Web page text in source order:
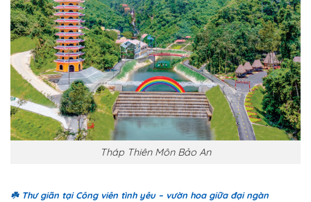
Tháp Thiên Môn Bảo An
☘️ Thư giãn tại Công viên tình yêu – vườn hoa giữa đại ngàn